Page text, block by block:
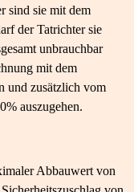
sind sie mit dem
der Tatrichter sie
unbrauchbar
mit dem
und zusätzlich vom
auszugehen.
Abbauwert von